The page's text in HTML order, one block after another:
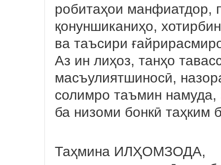
робитаҳои манфиатдор,
қонуншиканиҳо,
ва таъсири
Аз ин лиҳоз, танҳо
масъулиятшиносӣ,
солимро таъмин
ба низоми бонкӣ таҳким
Таҳмина ИЛҲОМЗОДА,